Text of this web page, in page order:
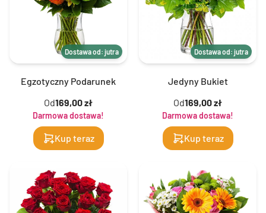
Dostawa od: jutra
Egzotyczny Podarunek
Od169,00 zł
Darmowa dostawa!
Kup teraz
Dostawa od: jutra
Jedyny Bukiet
Od169,00 zł
Darmowa dostawa!
Kup teraz